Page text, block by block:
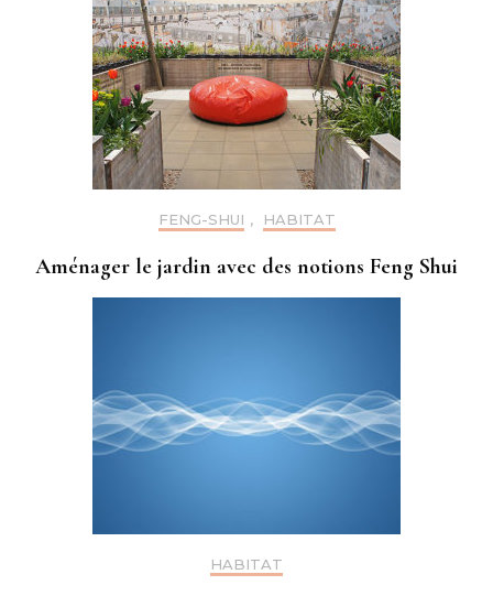
FENG-SHUI , HABITAT
Aménager le jardin avec des notions Feng Shui
HABITAT